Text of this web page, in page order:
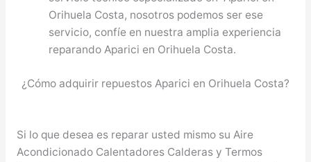
Orihuela Costa, nosotros podemos ser ese
servicio, confíe en nuestra amplia experiencia
reparando Aparici en Orihuela Costa.
¿Cómo adquirir repuestos Aparici en Orihuela Costa?
Si lo que desea es reparar usted mismo su Aire
Acondicionado Calentadores Calderas y Termos